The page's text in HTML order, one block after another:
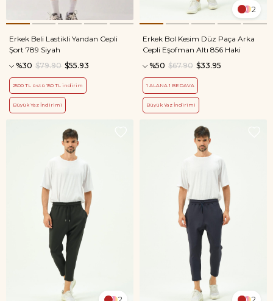
Erkek Beli Lastikli Yandan Cepli
Şort 789 Siyah
%30
$55.93
$79.90
2500 TL üstü 150 TL indirim
Büyük Yaz İndirimi
2
Erkek Bol Kesim Düz Paça Arka
Cepli Eşofman Altı 856 Haki
%50
$33.95
$67.90
1 ALANA 1 BEDAVA
Büyük Yaz İndirimi